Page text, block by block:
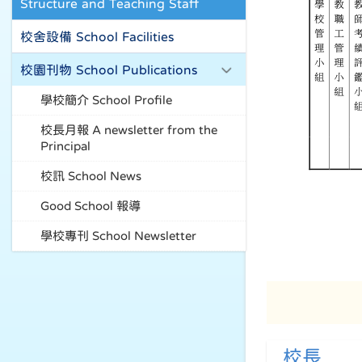
校長
Structure and Teaching Staff
校舍設備 School Facilities
校園刊物 School Publications
學校簡介 School Profile
校長月報 A newsletter from the
Principal
校訊 School News
Good School 報導
學校專刊 School Newsletter